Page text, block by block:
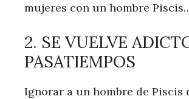
mujeres con un hombre
2. SE VUELVE
PASATIEMPOS
Ignorar a un hombre de Piscis